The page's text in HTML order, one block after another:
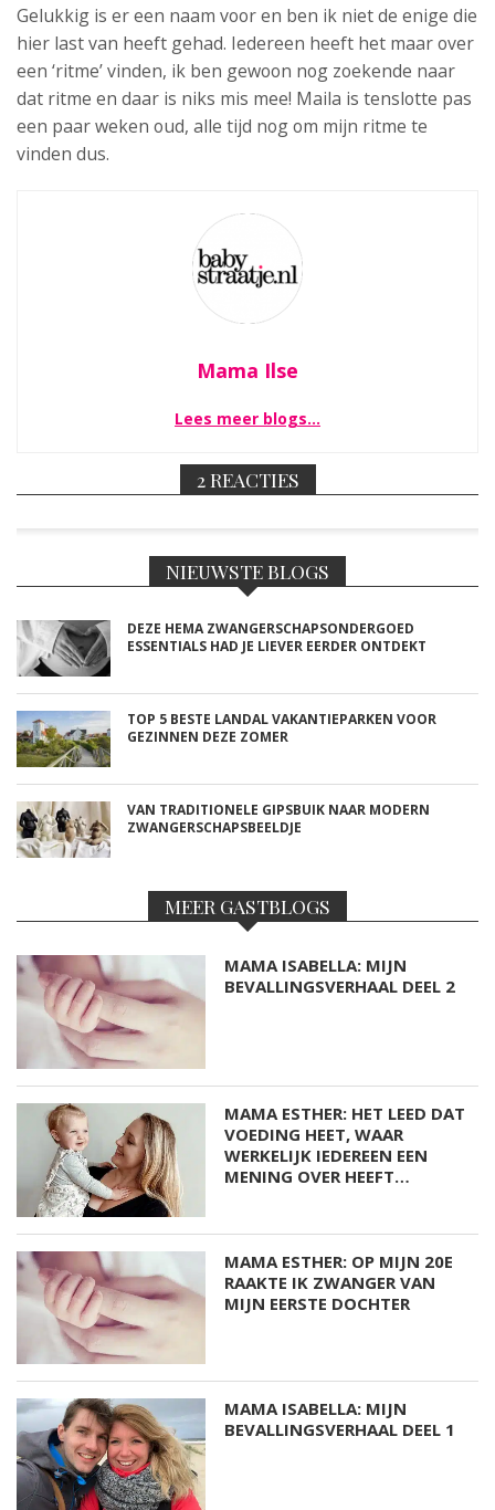
Gelukkig is er een naam voor en ben ik niet de enige die
hier last van heeft gehad. Iedereen heeft het maar over
een ‘ritme’ vinden, ik ben gewoon nog zoekende naar
dat ritme en daar is niks mis mee! Maila is tenslotte pas
een paar weken oud, alle tijd nog om mijn ritme te
vinden dus.
Mama Ilse
Lees meer blogs…
2 REACTIES
NIEUWSTE BLOGS
DEZE HEMA ZWANGERSCHAPSONDERGOED
ESSENTIALS HAD JE LIEVER EERDER ONTDEKT
TOP 5 BESTE LANDAL VAKANTIEPARKEN VOOR
GEZINNEN DEZE ZOMER
VAN TRADITIONELE GIPSBUIK NAAR MODERN
ZWANGERSCHAPSBEELDJE
MEER GASTBLOGS
MAMA ISABELLA: MIJN
BEVALLINGSVERHAAL DEEL 2
MAMA ESTHER: HET LEED DAT
VOEDING HEET, WAAR
WERKELIJK IEDEREEN EEN
MENING OVER HEEFT…
MAMA ESTHER: OP MIJN 20E
RAAKTE IK ZWANGER VAN
MIJN EERSTE DOCHTER
MAMA ISABELLA: MIJN
BEVALLINGSVERHAAL DEEL 1